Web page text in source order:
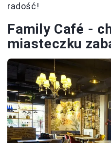
radość!
Family Café -
miasteczku